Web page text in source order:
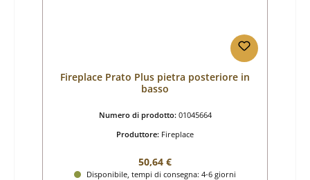
Fireplace Prato Plus pietra posteriore in
basso
Numero di prodotto: 01045664
Produttore: Fireplace
Prezzo normale:
50,64 €
Disponibile, tempi di consegna: 4-6 giorni